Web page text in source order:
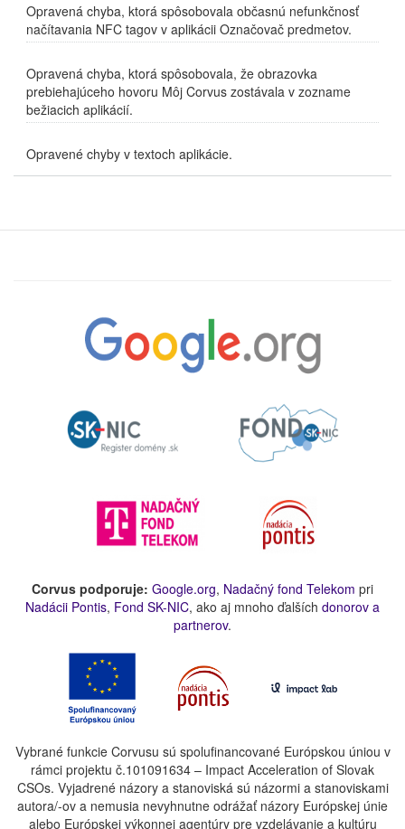
Opravená chyba, ktorá spôsobovala občasnú nefunkčnosť
načítavania NFC tagov v aplikácii Označovač predmetov.
Opravená chyba, ktorá spôsobovala, že obrazovka
prebiehajúceho hovoru Môj Corvus zostávala v zozname
bežiacich aplikácií.
Opravené chyby v textoch aplikácie.
Corvus podporuje: Google.org, Nadačný fond Telekom pri
Nadácii Pontis, Fond SK-NIC, ako aj mnoho ďalších donorov a
partnerov.
Vybrané funkcie Corvusu sú spolufinancované Európskou úniou v
rámci projektu č.101091634 – Impact Acceleration of Slovak
CSOs. Vyjadrené názory a stanoviská sú názormi a stanoviskami
autora/-ov a nemusia nevyhnutne odrážať názory Európskej únie
alebo Európskej výkonnej agentúry pre vzdelávanie a kultúru